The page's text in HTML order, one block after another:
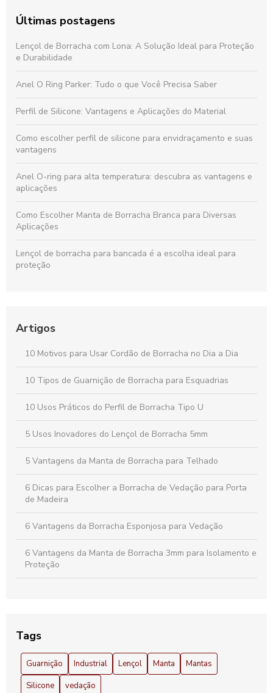
Últimas postagens
Lençol de Borracha com Lona: A Solução Ideal para Proteção
e Durabilidade
Anel O Ring Parker: Tudo o que Você Precisa Saber
Perfil de Silicone: Vantagens e Aplicações do Material
Como escolher perfil de silicone para envidraçamento e suas
vantagens
Anel O-ring para alta temperatura: descubra as vantagens e
aplicações
Como Escolher Manta de Borracha Branca para Diversas
Aplicações
Lençol de borracha para bancada é a escolha ideal para
proteção
Lençol de silicone para acamados é a solução ideal para
Perfis quadrados: descubra suas aplicações e vantagens no
mercado atual
Artigos
10 Motivos para Usar Cordão de Borracha no Dia a Dia
10 Tipos de Guarnição de Borracha para Esquadrias
10 Usos Práticos do Perfil de Borracha Tipo U
5 Usos Inovadores do Lençol de Borracha 5mm
5 Vantagens da Manta de Borracha para Telhado
6 Dicas para Escolher a Borracha de Vedação para Porta
de Madeira
6 Vantagens da Borracha Esponjosa para Vedação
6 Vantagens da Manta de Borracha 3mm para Isolamento e
Proteção
benefícios da manta de borracha
Anel de Borracha 100mm: Descubra Vantagens e
Aplicações Essenciais
Tags
Guarnição Industrial Lençol Manta
Mantas
Silicone
vedação